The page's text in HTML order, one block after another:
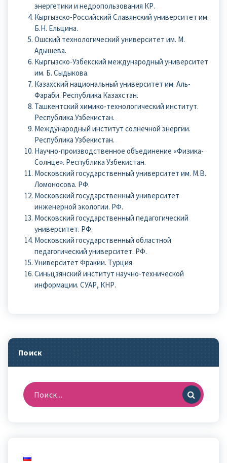
энергетики и недропользования КР.
Кыргызско-Российский Славянский университет им.
Б.Н. Ельцина.
Ошский технологический университет им. М.
Адышева.
Кыргызско-Узбекский международный университет
им. Б. Сыдыкова.
Казахский национальный университет им. Аль-
Фараби. Республика Казахстан.
Ташкентский химико-технологический институт.
Республика Узбекистан.
Международный институт солнечной энергии.
Республика Узбекистан.
Научно-производственное объединение «Физика-
Солнце». Республика Узбекистан.
Московский государственный университет им. М.В.
Ломоносова. РФ.
Московский государственный университет
инженерной экологии. РФ.
Московский государственный педагогический
университет. РФ.
Московский государственный областной
педагогический университет. РФ.
Университет Фракии. Турция.
Синьцзянский институт научно-технической
информации. СУАР, КНР.
Поиск
Найти: